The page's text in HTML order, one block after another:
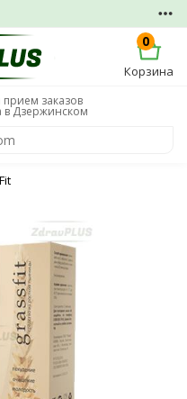
0
Корзина
прием заказов
в Дзержинском